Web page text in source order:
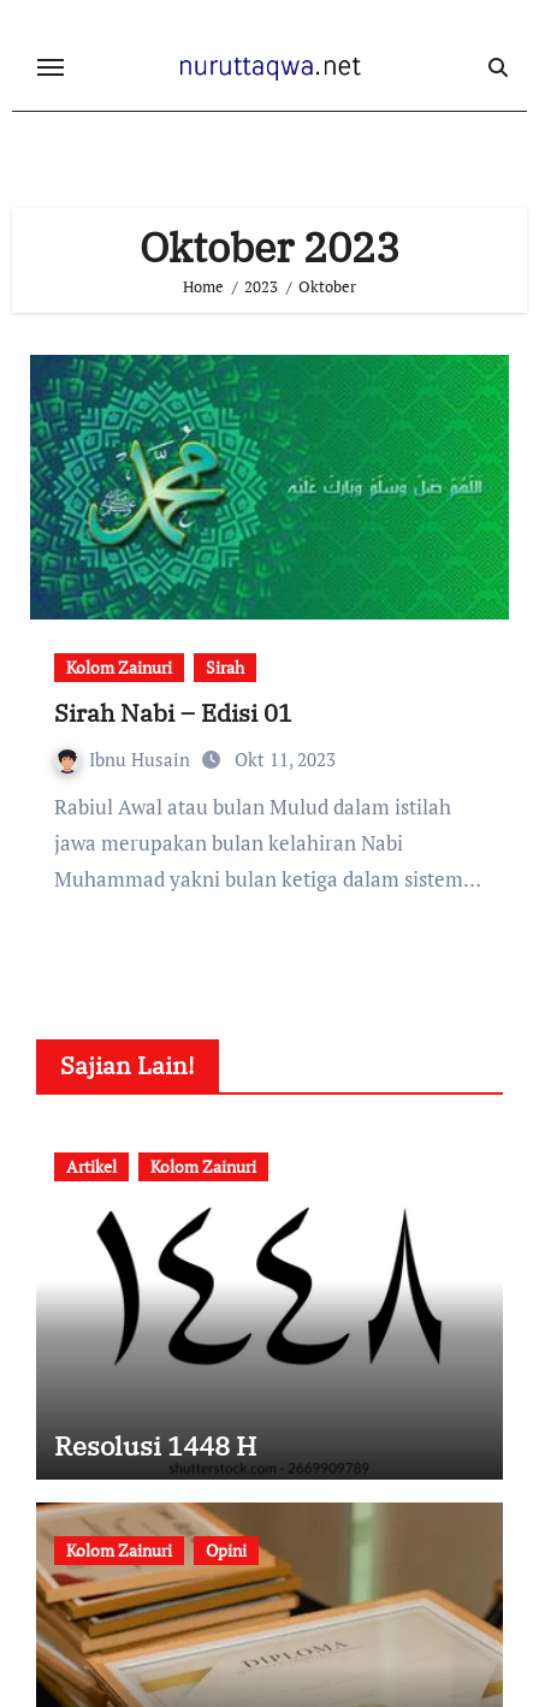
content
Oktober 2023
Home 2023 Oktober
Kolom Zainuri Sirah
Sirah Nabi – Edisi 01
Ibnu Husain Okt 11, 2023
Rabiul Awal atau bulan Mulud dalam istilah
jawa merupakan bulan kelahiran Nabi
Muhammad yakni bulan ketiga dalam sistem…
Sajian Lain!
Artikel Kolom Zainuri
Resolusi 1448 H
Kolom Zainuri Opini